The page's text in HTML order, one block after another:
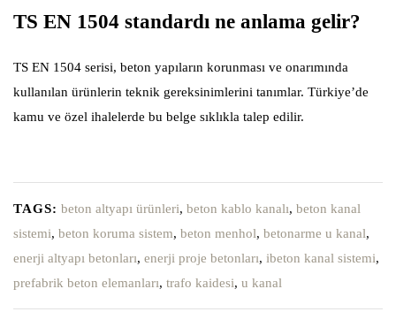
TS EN 1504 standardı ne anlama gelir?
TS EN 1504 serisi, beton yapıların korunması ve onarımında
kullanılan ürünlerin teknik gereksinimlerini tanımlar. Türkiye’de
kamu ve özel ihalelerde bu belge sıklıkla talep edilir.
TAGS: beton altyapı ürünleri, beton kablo kanalı, beton kanal
sistemi, beton koruma sistem, beton menhol, betonarme u kanal,
enerji altyapı betonları, enerji proje betonları, ibeton kanal sistemi,
prefabrik beton elemanları, trafo kaidesi, u kanal